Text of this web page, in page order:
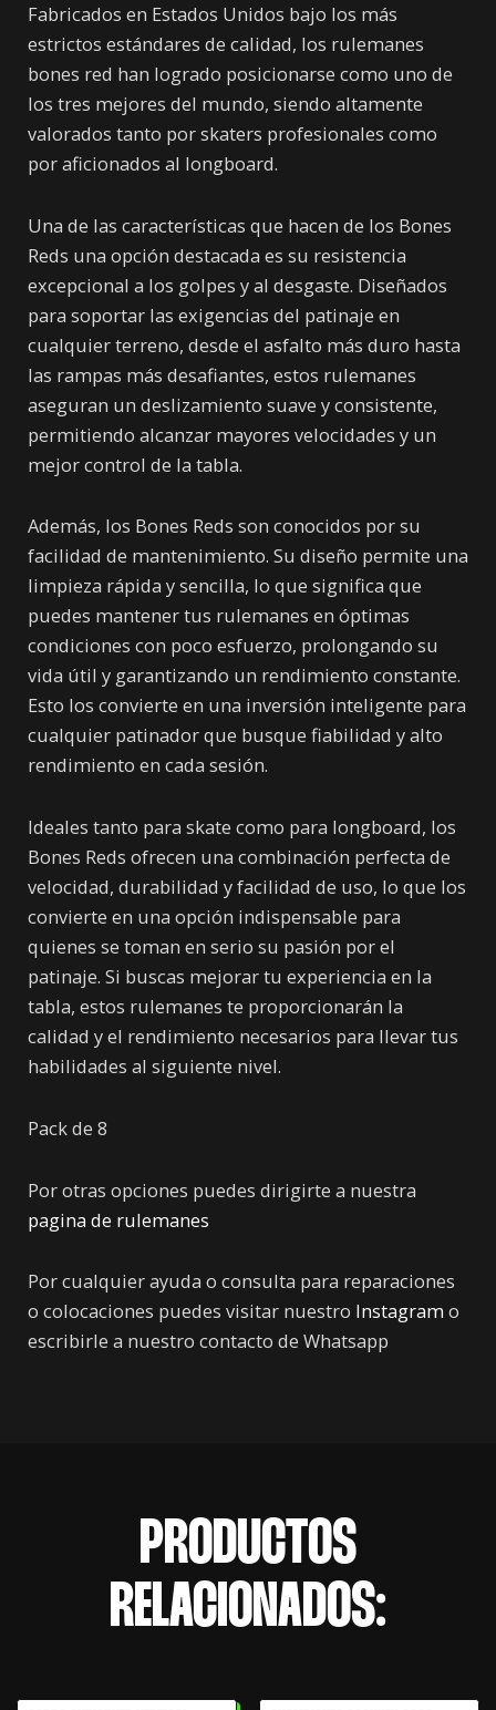
Fabricados en Estados Unidos bajo los más
estrictos estándares de calidad, los rulemanes
bones red han logrado posicionarse como uno de
los tres mejores del mundo, siendo altamente
valorados tanto por skaters profesionales como
por aficionados al longboard.
Una de las características que hacen de los Bones
Reds una opción destacada es su resistencia
excepcional a los golpes y al desgaste. Diseñados
para soportar las exigencias del patinaje en
cualquier terreno, desde el asfalto más duro hasta
las rampas más desafiantes, estos rulemanes
aseguran un deslizamiento suave y consistente,
permitiendo alcanzar mayores velocidades y un
mejor control de la tabla.
Además, los Bones Reds son conocidos por su
facilidad de mantenimiento. Su diseño permite una
limpieza rápida y sencilla, lo que significa que
puedes mantener tus rulemanes en óptimas
condiciones con poco esfuerzo, prolongando su
vida útil y garantizando un rendimiento constante.
Esto los convierte en una inversión inteligente para
cualquier patinador que busque fiabilidad y alto
rendimiento en cada sesión.
Ideales tanto para skate como para longboard, los
Bones Reds ofrecen una combinación perfecta de
velocidad, durabilidad y facilidad de uso, lo que los
convierte en una opción indispensable para
quienes se toman en serio su pasión por el
patinaje. Si buscas mejorar tu experiencia en la
tabla, estos rulemanes te proporcionarán la
calidad y el rendimiento necesarios para llevar tus
habilidades al siguiente nivel.
Pack de 8
Por otras opciones puedes dirigirte a nuestra
pagina de rulemanes
Por cualquier ayuda o consulta para reparaciones
o colocaciones puedes visitar nuestro Instagram o
escribirle a nuestro contacto de Whatsapp
PRODUCTOS
RELACIONADOS: